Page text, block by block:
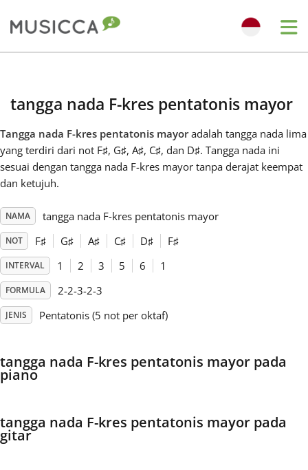
Български
English
Español
हिन्दी
tangga nada F-kres pentatonis mayor
Tangga nada F-kres pentatonis mayoradalah tangga nada lima
yang terdiri dari not F♯, G♯, A♯, C♯, dan D♯. Tangga nada ini
sesuai dengan tangga nada F-kres mayor tanpa derajat keempat
dan ketujuh.
NAMA tangga nada F-kres pentatonis mayor
NOT F♯ G♯ A♯ C♯ D♯ F♯
INTERVAL 1 2 3 5 6 1
FORMULA 2-2-3-2-3
JENIS Pentatonis (5 not per oktaf)
tangga nada F-kres pentatonis mayor pada
piano
tangga nada F-kres pentatonis mayor pada
gitar